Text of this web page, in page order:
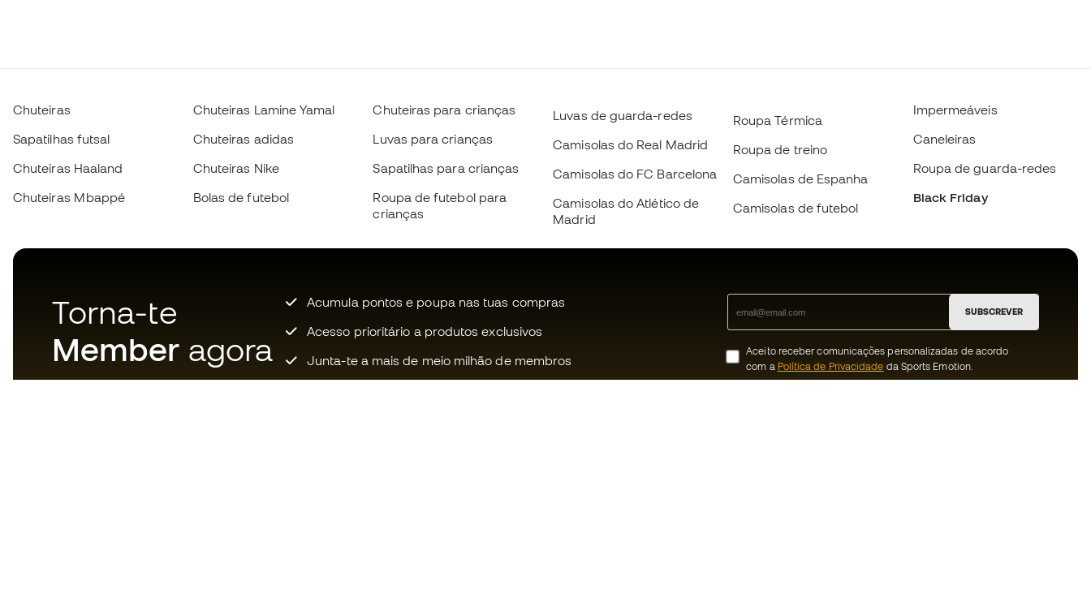
Chuteiras
Sapatilhas futsal
Chuteiras Haaland
Chuteiras Mbappé
Chuteiras Lamine Yamal
Chuteiras adidas
Chuteiras Nike
Bolas de futebol
Chuteiras para crianças
Luvas para crianças
Sapatilhas para crianças
Roupa de futebol para
crianças
Luvas de guarda-redes
Camisolas do Real Madrid
Camisolas do FC Barcelona
Camisolas do Atlético de
Madrid
Roupa Térmica
Roupa de treino
Camisolas de Espanha
Camisolas de futebol
Impermeáveis
Caneleiras
Roupa de guarda-redes
Black Friday
Torna-te
Member agora
Acumula pontos e poupa nas tuas compras
Acesso prioritário a produtos exclusivos
Junta-te a mais de meio milhão de membros
SUBSCREVER
Aceito receber comunicações personalizadas de acordo
com a Política de Privacidade da Sports Emotion.